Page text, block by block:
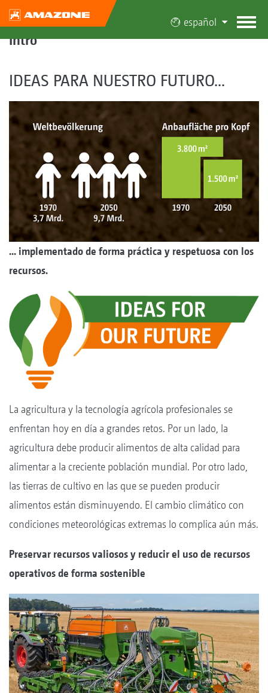
español
Intro
IDEAS PARA NUESTRO FUTURO...
... implementado de forma práctica y respetuosa con los
recursos.
La agricultura y la tecnología agrícola profesionales se
enfrentan hoy en día a grandes retos. Por un lado, la
agricultura debe producir alimentos de alta calidad para
alimentar a la creciente población mundial. Por otro lado,
las tierras de cultivo en las que se pueden producir
alimentos están disminuyendo. El cambio climático con
condiciones meteorológicas extremas lo complica aún más.
Preservar recursos valiosos y reducir el uso de recursos
operativos de forma sostenible